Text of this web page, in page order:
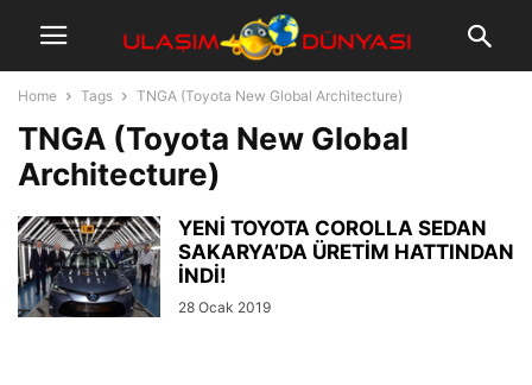
Home Tags TNGA (Toyota New Global Architecture)
TNGA (Toyota New Global
Architecture)
YENİ TOYOTA COROLLA SEDAN
SAKARYA’DA ÜRETİM HATTINDAN
İNDİ!
28 Ocak 2019